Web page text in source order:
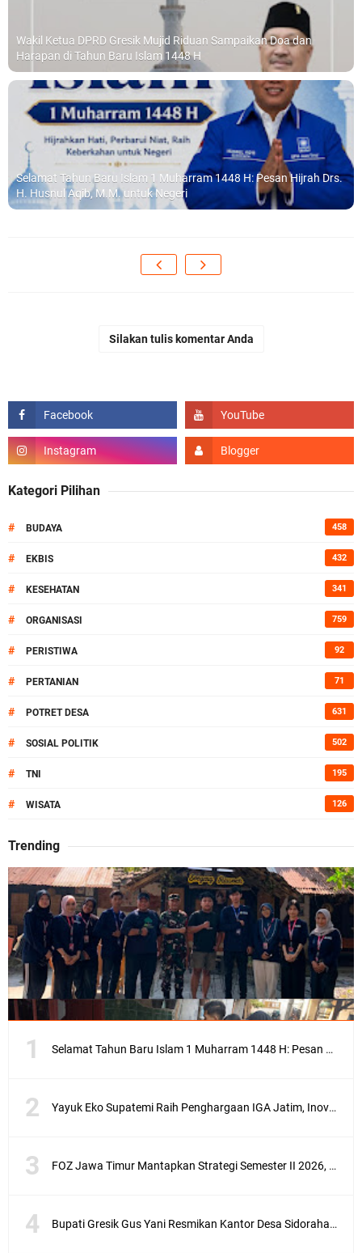
Wakil Ketua DPRD Gresik Mujid Riduan Sampaikan Doa dan
Harapan di Tahun Baru Islam 1448 H
Selamat Tahun Baru Islam 1 Muharram 1448 H: Pesan Hijrah Drs.
H. Husnul Aqib, M.M. untuk Negeri
Silakan tulis komentar Anda
Kategori Pilihan
# BUDAYA 458
# EKBIS 432
# KESEHATAN 341
# ORGANISASI 759
# PERISTIWA 92
# PERTANIAN 71
# POTRET DESA 631
# SOSIAL POLITIK 502
# TNI 195
# WISATA 126
Trending
Selamat Tahun Baru Islam 1 Muharram 1448 H: Pesan Hijrah Drs. H. Husnul Aqib, M.M. untuk Negeri
Yayuk Eko Supatemi Raih Penghargaan IGA Jatim, Inovasi Wayang Kulit untuk Anak Berkebutuhan Khusus
FOZ Jawa Timur Mantapkan Strategi Semester II 2026, Fokus pada Penguatan SDM Amil dan Kolaborasi BerdampakNarasi
Bupati Gresik Gus Yani Resmikan Kantor Desa Sidoraharjo: Simbol Komitmen Pelayanan Publik dan Kepedulian Sosial